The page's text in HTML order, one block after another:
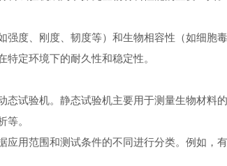
强度、刚度、韧度等）和生物相容性（如细胞
定环境下的耐久性和稳定性。
验机。静态试验机主要用于测量生物材料
等。
范围和测试条件的不同进行分类。例如，